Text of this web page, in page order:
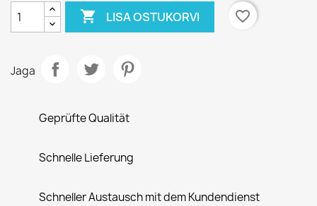
 LISA OSTUKORVI favorite_border
Jaga
Geprüfte Qualität
Schnelle Lieferung
Schneller Austausch mit dem Kundendienst